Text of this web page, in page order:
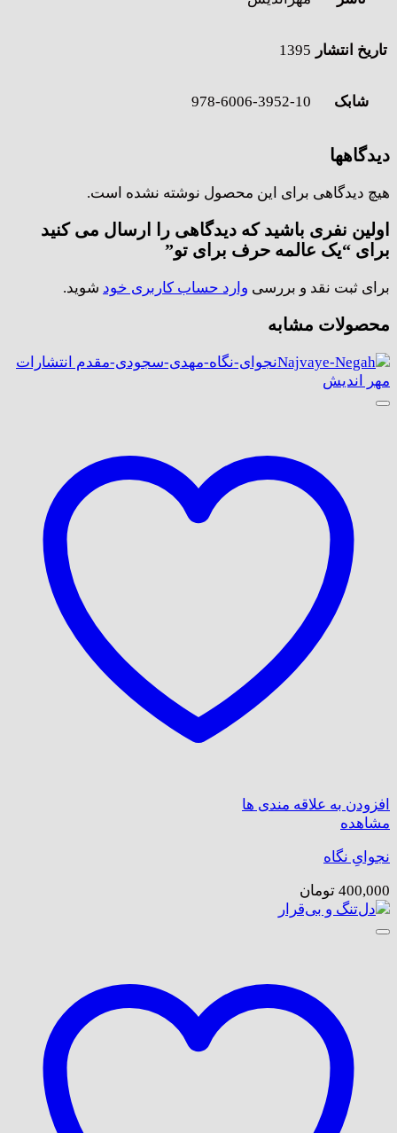
تاریخ انتشار 1395
شابک 978-6006-3952-10
دیدگاهها
هیچ دیدگاهی برای این محصول نوشته نشده است.
اولین نفری باشید که دیدگاهی را ارسال می کنید
برای “یک عالمه حرف برای تو”
برای ثبت نقد و بررسی وارد حساب کاربری خود شوید.
محصولات مشابه
افزودن به علاقه مندی ها
مشاهده
نجوایِ نگاه
400,000 تومان